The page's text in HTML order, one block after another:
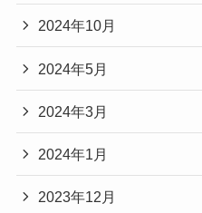
2024年10月
2024年5月
2024年3月
2024年1月
2023年12月